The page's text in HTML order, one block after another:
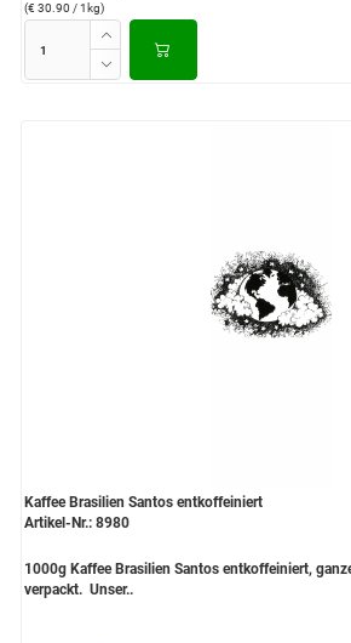
(€ 30.90 / 1kg)
Kaffee Brasilien Santos entkoffeiniert
Artikel-Nr.: 8980
1000g Kaffee Brasilien Santos entkoffeiniert,
verpackt. Unser..